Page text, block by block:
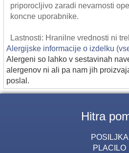
priporocljivo zaradi nevarnosti
koncne uporabnike.
Lastnosti: Hranilne vrednosti ni
Alergijske informacije o izdelku
Alergeni so lahko v sestavinah
alergenov ni ali pa nam jih
poslal.
Hitra
POSILJKA
PLACILO